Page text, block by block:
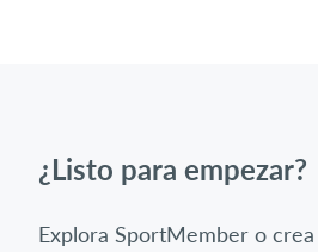
¿Listo para empezar?
Explora SportMember o